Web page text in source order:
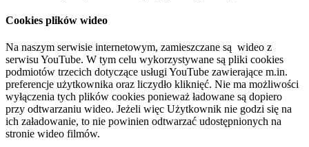
Cookies plików wideo
Na naszym serwisie internetowym, zamieszczane są wideo z
serwisu YouTube. W tym celu wykorzystywane są pliki cookies
podmiotów trzecich dotyczące usługi YouTube zawierające m.in.
preferencje użytkownika oraz liczydło kliknięć. Nie ma możliwości
wyłączenia tych plików cookies ponieważ ładowane są dopiero
przy odtwarzaniu wideo. Jeżeli więc Użytkownik nie godzi się na
ich załadowanie, to nie powinien odtwarzać udostępnionych na
stronie wideo filmów.